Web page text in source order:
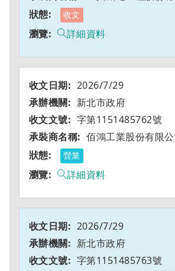
收文
詳細資料
2026/7/29
新北市政府
字第1151485762號
佰鴻工業股份有限
營業
詳細資料
2026/7/29
新北市政府
字第1151485763號